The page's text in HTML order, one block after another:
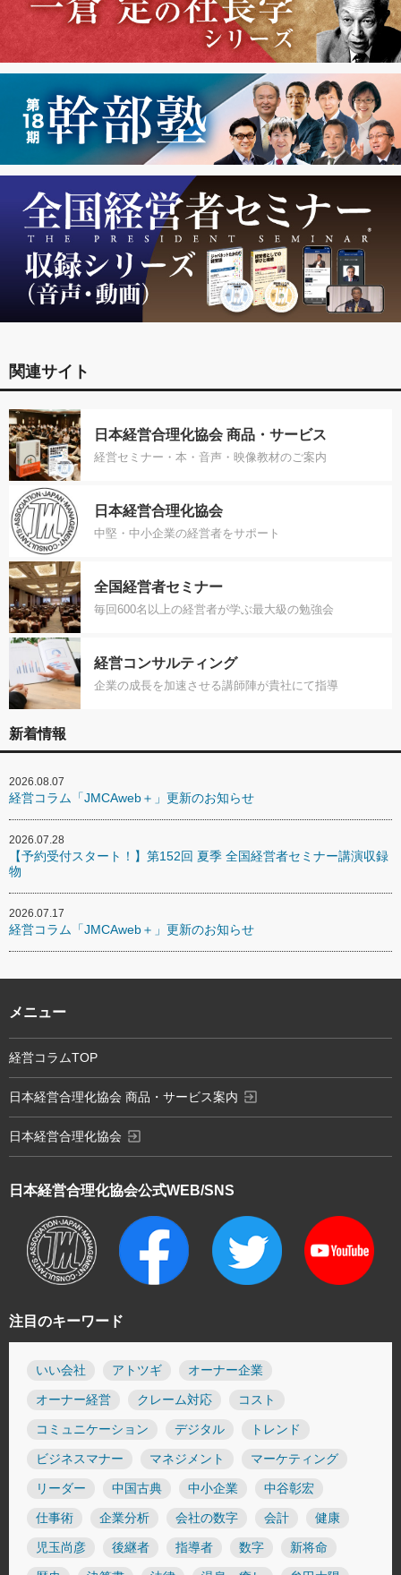
関連サイト
日本経営合理化協会 商品・サービス
経営セミナー・本・音声・映像教材のご案内
日本経営合理化協会
中堅・中小企業の経営者をサポート
全国経営者セミナー
毎回600名以上の経営者が学ぶ最大級の勉強会
経営コンサルティング
企業の成長を加速させる講師陣が貴社にて指導
新着情報
2026.08.07
経営コラム「JMCAweb＋」更新のお知らせ
2026.07.28
【予約受付スタート！】第152回 夏季 全国経営者セミナー講演収録
物
2026.07.17
経営コラム「JMCAweb＋」更新のお知らせ
注目のキーワード
いい会社 アトツギ オーナー企業
オーナー経営 クレーム対応 コスト
コミュニケーション デジタル トレンド
ビジネスマナー マネジメント マーケティング
リーダー 中国古典 中小企業 中谷彰宏
仕事術 企業分析 会社の数字 会計 健康
児玉尚彦 後継者 指導者 数字 新将命
日本経営合理化協会公式WEB/SNS
メニュー
経営コラムTOP
日本経営合理化協会 商品・サービス案内 exit_to_app
日本経営合理化協会 exit_to_app